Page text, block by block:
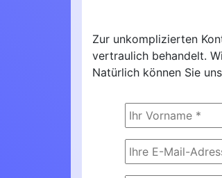
Zur unkomplizierten
vertraulich behandelt.
Natürlich können Sie